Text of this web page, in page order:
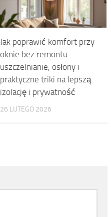
Jak poprawić komfort przy
oknie bez remontu:
uszczelnianie, osłony i
praktyczne triki na lepszą
izolację i prywatność
26 LUTEGO 2026